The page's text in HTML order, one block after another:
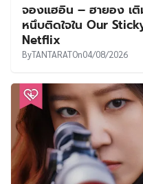
จองแฮอิน – ฮายอง เติ
หนึบติดใจใน Our
Netflix
ByTANTARATOn04/08/2026